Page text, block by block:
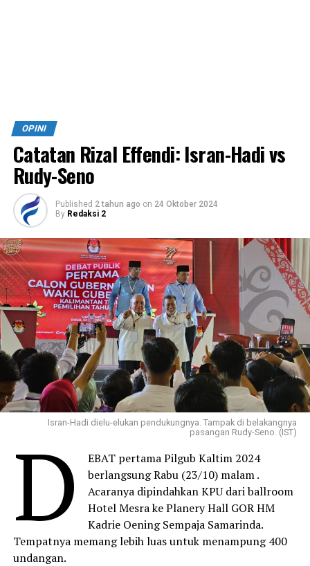
OPINI
Catatan Rizal Effendi: Isran-Hadi vs
Rudy-Seno
Published 2 tahun ago on 24 Oktober 2024
By Redaksi 2
Isran-Hadi dielu-elukan pendukungnya. Tampak di belakangnya
pasangan Rudy-Seno. (IST)
D
EBAT pertama Pilgub Kaltim 2024
berlangsung Rabu (23/10) malam .
Acaranya dipindahkan KPU dari ballroom
Hotel Mesra ke Planery Hall GOR HM
Kadrie Oening Sempaja Samarinda.
Tempatnya memang lebih luas untuk menampung 400
undangan.